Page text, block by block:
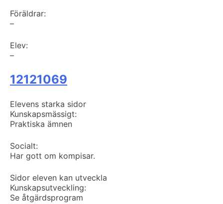
Föräldrar:
–
Elev:
–
12121069
Elevens starka sidor
Kunskapsmässigt:
Praktiska ämnen
Socialt:
Har gott om kompisar.
Sidor eleven kan utveckla
Kunskapsutveckling:
Se åtgärdsprogram